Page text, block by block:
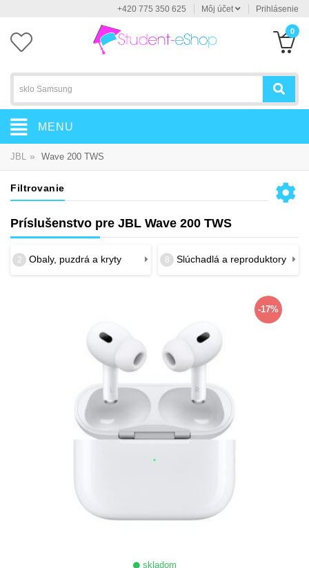
+420 775 350 625 Môj účet Prihlásenie
0
MENU
JBL » Wave 200 TWS
Filtrovanie
Príslušenstvo pre JBL Wave 200 TWS
2 Obaly, puzdrá a kryty 8 Slúchadlá a reproduktory
-17%
skladom